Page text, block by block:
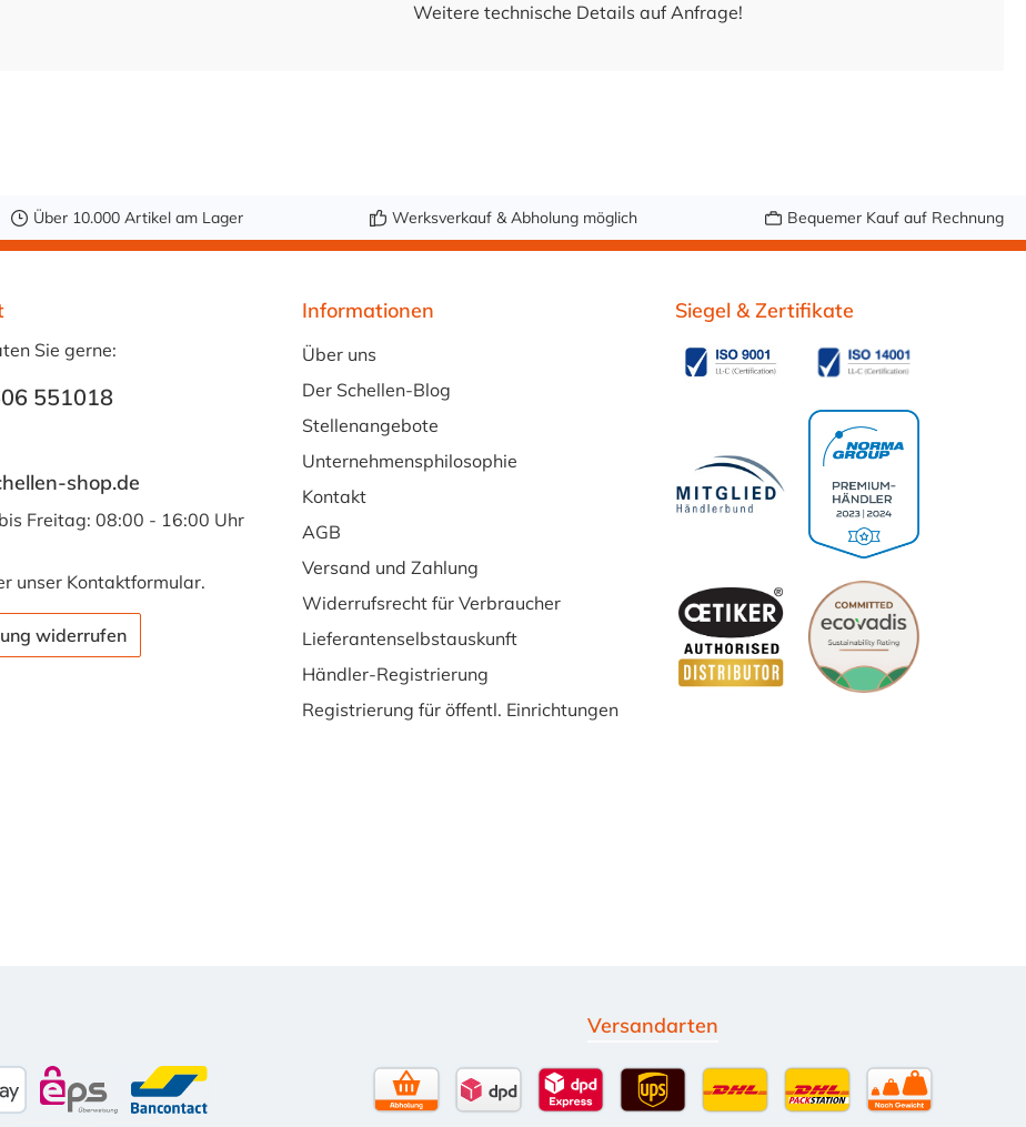
Weitere technische Details auf Anfrage!
Über 10.000 Artikel am Lager Werksverkauf & Abholung möglich Bequemer Kauf auf Rechnung
Sie gerne:
551018
shop.de
Freitag: 08:00 - 16:00 Uhr
unser Kontaktformular.
widerrufen
Informationen
Über uns
Der Schellen-Blog
Stellenangebote
Unternehmensphilosophie
Kontakt
AGB
Versand und Zahlung
Widerrufsrecht für Verbraucher
Lieferantenselbstauskunft
Händler-Registrierung
Registrierung für öffentl. Einrichtungen
Siegel & Zertifikate
Versandarten